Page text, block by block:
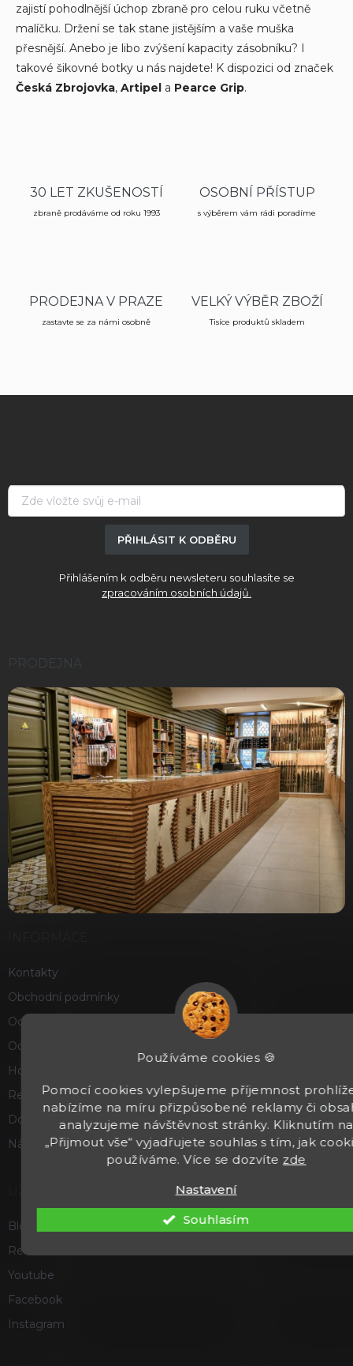
Používáme cookies 🍪
Pomocí cookies vylepšujeme příjemnost
nabízíme na míru přizpůsobené reklamy či
analyzujeme návštěvnost stránky. Kliknutím na
„Přijmout vše“ vyjadřujete souhlas s tím, jak
používáme. Více se dozvíte zde
Nastavení
Souhlasím
d
a
c
p
r
zajistí pohodlnější úchop zbraně pro celou ruku včetně
malíčku. Držení se tak stane jistějším a vaše muška
přesnější. Anebo je libo zvýšení kapacity zásobníku? I
takové šikovné botky u nás najdete! K dispozici od značek
Česká Zbrojovka, Artipel a Pearce Grip.
30 LET ZKUŠENOSTÍ
zbraně prodáváme od roku 1993
OSOBNÍ PŘÍSTUP
s výběrem vám rádi poradíme
PRODEJNA V PRAZE
zastavte se za námi osobně
VELKÝ VÝBĚR ZBOŽÍ
Tisíce produktů skladem
PŘIHLÁSIT K ODBĚRU
Přihlášením k odběru newsleteru souhlasíte se
zpracováním osobních údajů.
PRODEJNA
Kontakty
Obchodní podmínky
Ochrana osobních údajů
Odstoupení od smlouvy
Hodnocení obchodu
Reklamace a vrácení zboží
Doprava a platba
Náš příběh
Blog
Recenze a hodnocení
Youtube
Facebook
Instagram